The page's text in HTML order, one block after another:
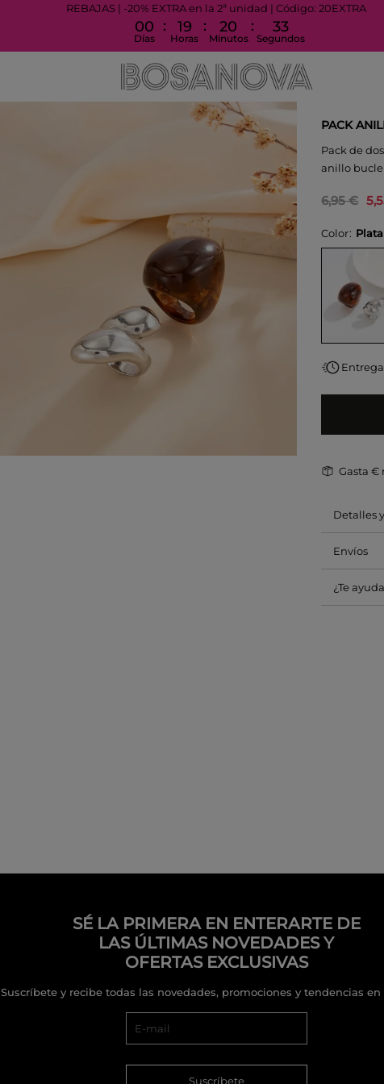
REBAJAS | -20% EXTRA en la 2ª unidad | Código: 20EXTRA
00
Días
: 19
Horas
: 20
Minutos
: 32
Segundos
PACK
Pack de
anillo
6,95 €
Color Plata
Gasta€
Detalles
Envíos
¿Te
SÉ LA PRIMERA EN ENTERARTE DE
LAS ÚLTIMAS NOVEDADES Y
OFERTAS EXCLUSIVAS
Suscríbete y recibe todas las novedades, promociones y tendencias
Suscríbete